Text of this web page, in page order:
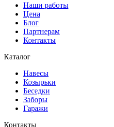
Наши работы
Цена
Блог
Партнерам
Контакты
Каталог
Навесы
Козырьки
Беседки
Заборы
Гаражи
Контакты